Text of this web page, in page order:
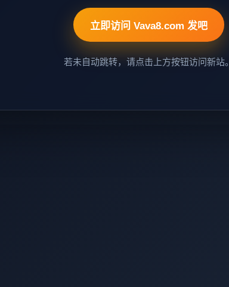
立即访问 Vava8.com 发吧
若未自动跳转，请点击上方按钮访问新站。